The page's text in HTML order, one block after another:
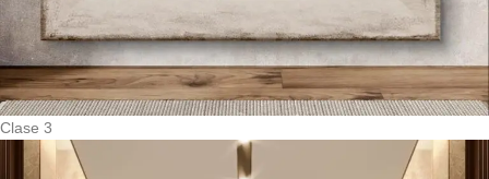
Clase 3